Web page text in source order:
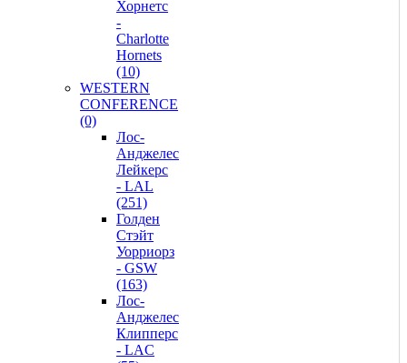
Хорнетс
-
Charlotte
Hornets
(10)
WESTERN
CONFERENCE
(0)
Лос-
Анджелес
Лейкерс
- LAL
(251)
Голден
Стэйт
Уорриорз
- GSW
(163)
Лос-
Анджелес
Клипперс
- LAC